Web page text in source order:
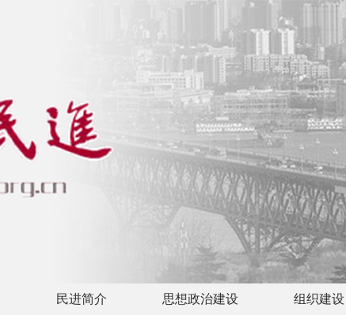
民进简介 思想政治建设 组织建设